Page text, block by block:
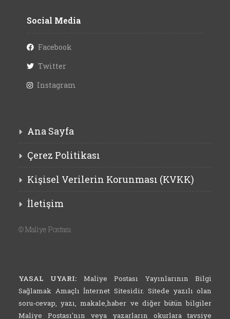
Social Media
Facebook
Twitter
Instagram
Ana Sayfa
Çerez Politikası
Kişisel Verilerin Korunması (KVKK)
İletişim
©Maliye Postası
YASAL UYARI: Maliye Postası Yayınlarının Bilgi
Sağlamak Amaçlı İnternet Sitesidir. Sitede yazılı olan
soru-cevap, yazı, makale,haber ve diğer bütün bilgiler
Maliye Postası'nın veya yazarların okurlara tavsiye